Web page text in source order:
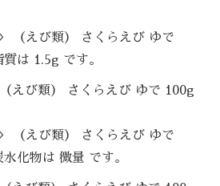
（えび類） さくらえび ゆで
は 1.5g です。
えび類） さくらえび ゆで 100g
（えび類） さくらえび ゆで
化物は 微量 です。